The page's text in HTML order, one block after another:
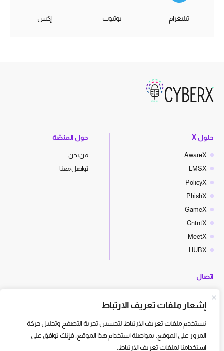
إشعار ملفات تعريف الارتباط
نستخدم ملفات تعريف الارتباط لتحسين تجربة التصفح وتحليل حركة
المرور على الموقع. بمواصلة استخدام هذا الموقع، فإنك توافق على
استخدامنا لملفات تعريف الارتباط.
تيليغرام يوتيوب إكس
حلول X
AwareX
LMSX
PolicyX
PhishX
GameX
CntntX
MeetX
HUBX
حول المنصّة
من نحن
تواصل معنا
اتصال
hello@cyberx.world